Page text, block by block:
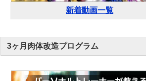
新着動画一覧
3ヶ月肉体改造プログラム